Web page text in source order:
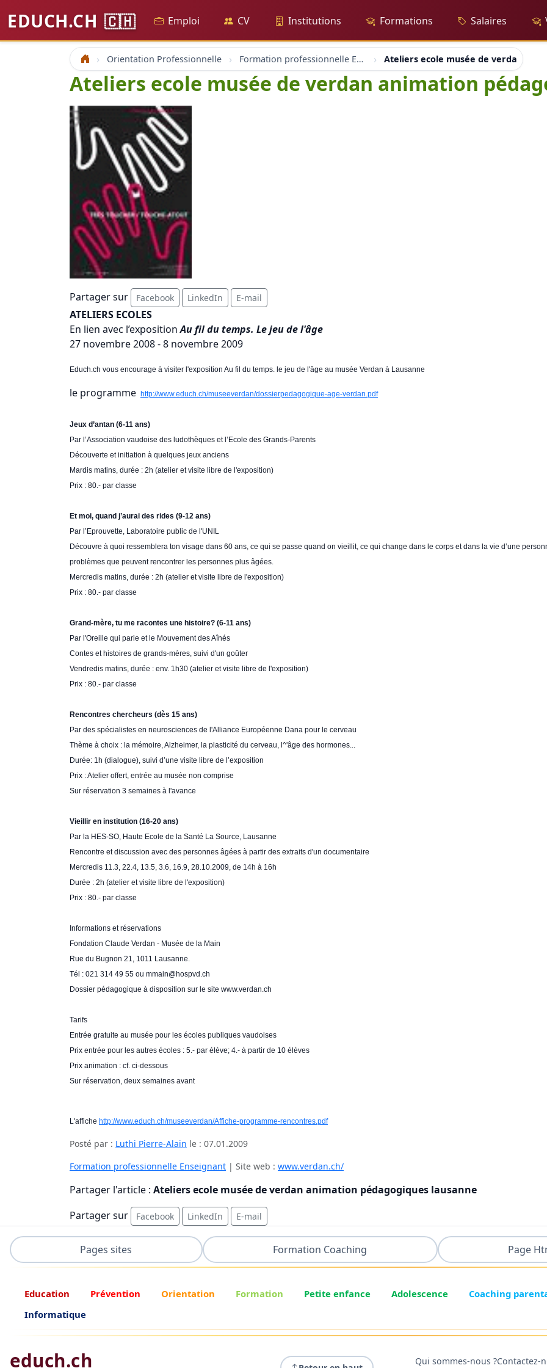
EDUCH.CH 🇨🇭 Emploi CV Institutions Formations Salaires
Accueil Orientation Professionnelle Formation professionnelle Enseignant Ateliers ecole musée de verdan
Ateliers ecole musée de verdan animation
Partager sur Facebook LinkedIn E-mail
ATELIERS ECOLES
En lien avec l’expositionAu fil du temps. Le jeu de l'âge
27 novembre 2008 - 8 novembre 2009
Educh.ch vous encourage à visiter l'exposition Au fil du temps. le jeu de l'âge au musée Verdan à Lausanne
le programme http://www.educh.ch/museeverdan/dossierpedagogique-age-verdan.pdf
Jeux d’antan (6-11 ans)
Par l’Association vaudoise des ludothèques et l’Ecole des Grands-Parents
Découverte et initiation à quelques jeux anciens
Mardis matins, durée : 2h (atelier et visite libre de l'exposition)
Prix : 80.- par classe
Et moi, quand j’aurai des rides (9-12 ans)
Par l’Eprouvette, Laboratoire public de l'UNIL
Découvre à quoi ressemblera ton visage dans 60 ans, ce qui se passe quand on vieillit, ce qui change dans le corps et dans la vie d’une
problèmes que peuvent rencontrer les personnes plus âgées.
Mercredis matins, durée : 2h (atelier et visite libre de l'exposition)
Prix : 80.- par classe
Grand-mère, tu me racontes une histoire? (6-11 ans)
Par l'Oreille qui parle et le Mouvement des Aînés
Contes et histoires de grands-mères, suivi d'un goûter
Vendredis matins, durée : env. 1h30 (atelier et visite libre de l'exposition)
Prix : 80.- par classe
Rencontres chercheurs (dès 15 ans)
Par des spécialistes en neurosciences de l'Alliance Européenne Dana pour le cerveau
Thème à choix : la mémoire, Alzheimer, la plasticité du cerveau, l^'âge des hormones...
Durée: 1h (dialogue), suivi d’une visite libre de l’exposition
Prix : Atelier offert, entrée au musée non comprise
Sur réservation 3 semaines à l'avance
Vieillir en institution (16-20 ans)
Par la HES-SO, Haute Ecole de la Santé La Source, Lausanne
Rencontre et discussion avec des personnes âgées à partir des extraits d'un documentaire
Mercredis 11.3, 22.4, 13.5, 3.6, 16.9, 28.10.2009, de 14h à 16h
Durée : 2h (atelier et visite libre de l'exposition)
Prix : 80.- par classe
Informations et réservations
Fondation Claude Verdan - Musée de la Main
Rue du Bugnon 21, 1011 Lausanne.
Tél : 021 314 49 55 ou mmain@hospvd.ch
Dossier pédagogique à disposition sur le site www.verdan.ch
Tarifs
Entrée gratuite au musée pour les écoles publiques vaudoises
Prix entrée pour les autres écoles : 5.- par élève; 4.- à partir de 10 élèves
Prix animation : cf. ci-dessous
Sur réservation, deux semaines avant
L'affiche http://www.educh.ch/museeverdan/Affiche-programme-rencontres.pdf
Posté par : Luthi Pierre-Alain le : 07.01.2009
Formation professionnelle Enseignant | Site web : www.verdan.ch/
Partager l'article : Ateliers ecole musée de verdan animation pédagogiques lausanne
Partager sur
Facebook LinkedIn E-mail
Pages sites Formation Coaching Page
Education Prévention Orientation Formation Petite enfance Adolescence Coaching
Informatique
educh.ch Qui sommes-nous ?Contactez-